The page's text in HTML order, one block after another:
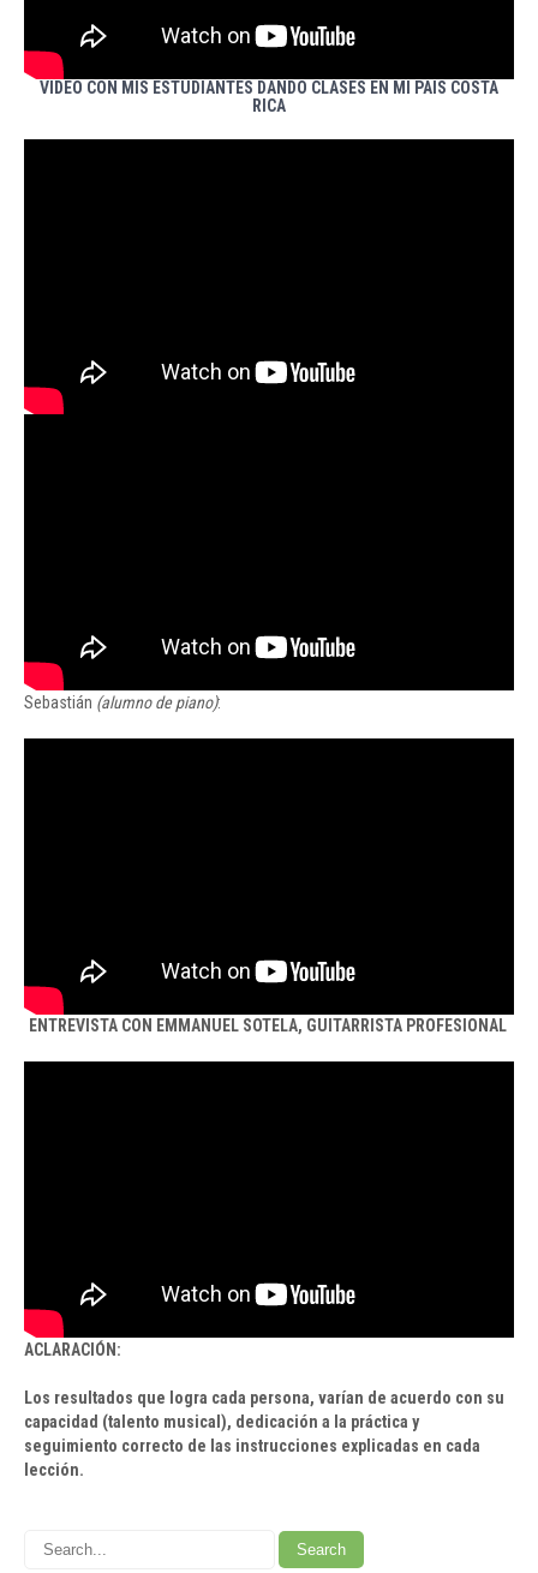
VIDEO CON MIS ESTUDIANTES DANDO CLASES EN MI PAIS COSTA
RICA
Sebastián (alumno de piano):
ENTREVISTA CON EMMANUEL SOTELA, GUITARRISTA PROFESIONAL
ACLARACIÓN:
Los resultados que logra cada persona, varían de acuerdo con su
capacidad (talento musical), dedicación a la práctica y
seguimiento correcto de las instrucciones explicadas en cada
lección.